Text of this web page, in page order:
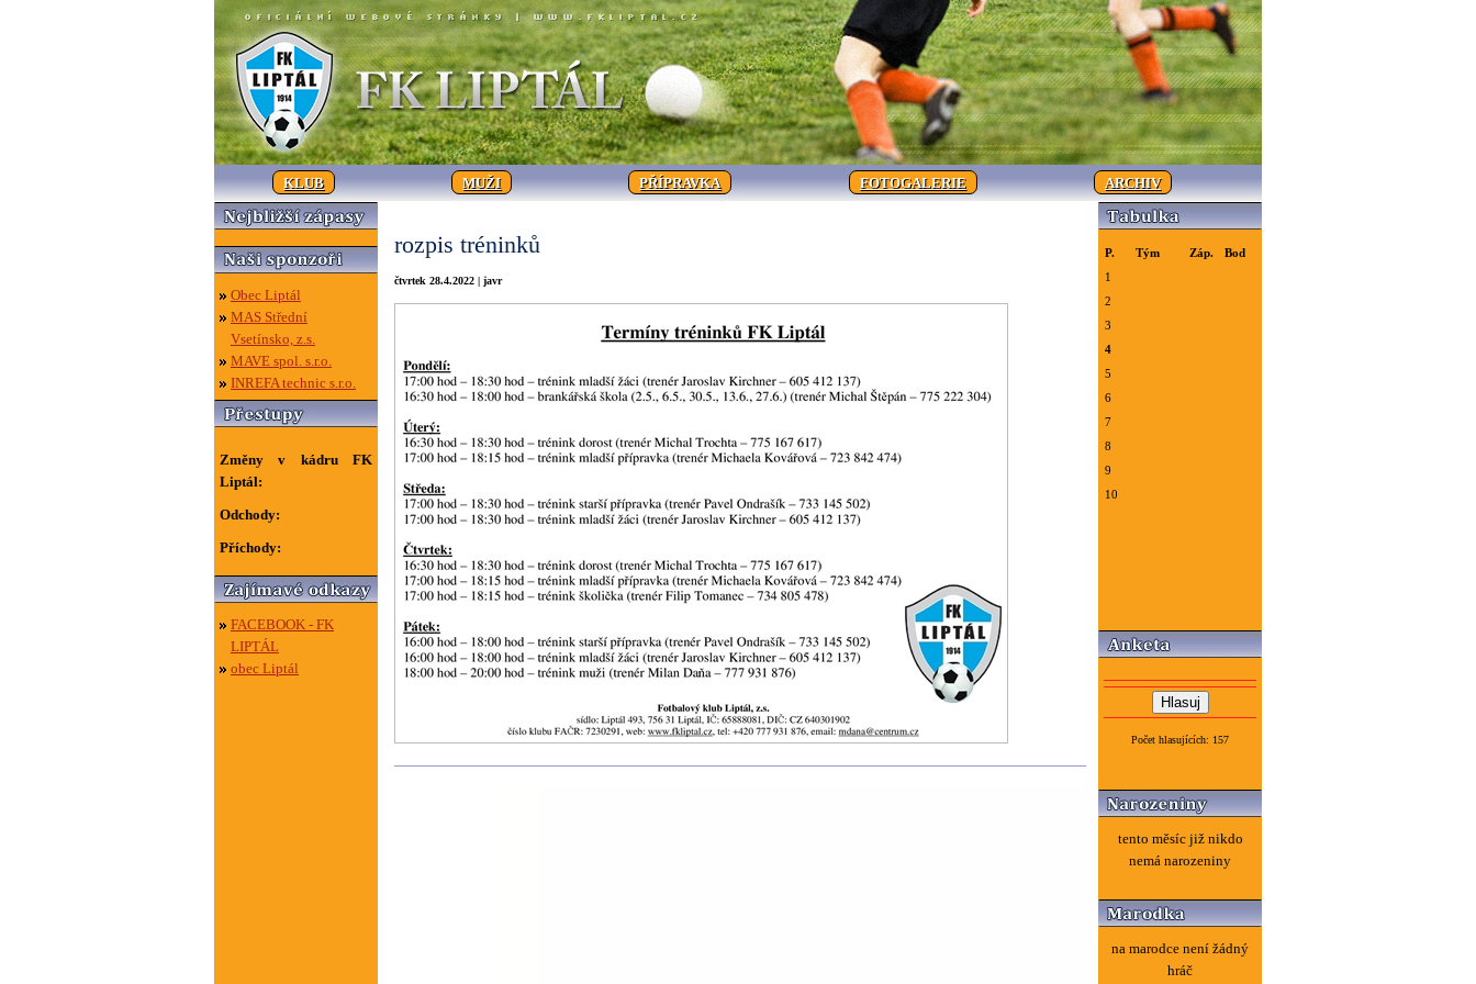
KLUB MUŽI PŘÍPRAVKA FOTOGALERIE ARCHIV
Obec Liptál
MAS Střední
Vsetínsko, z.s.
MAVE spol. s.r.o.
INREFA technic s.r.o.
Změny v kádru FK
Liptál:
Odchody:
Příchody:
FACEBOOK - FK
LIPTÁL
obec Liptál
rozpis tréninků
čtvrtek 28.4.2022 | javr
P. Tým Záp.
Bod
1
2
3
4
5
6
7
8
9
10
Počet hlasujících: 157
tento měsíc již nikdo
nemá narozeniny
na marodce není žádný
hráč